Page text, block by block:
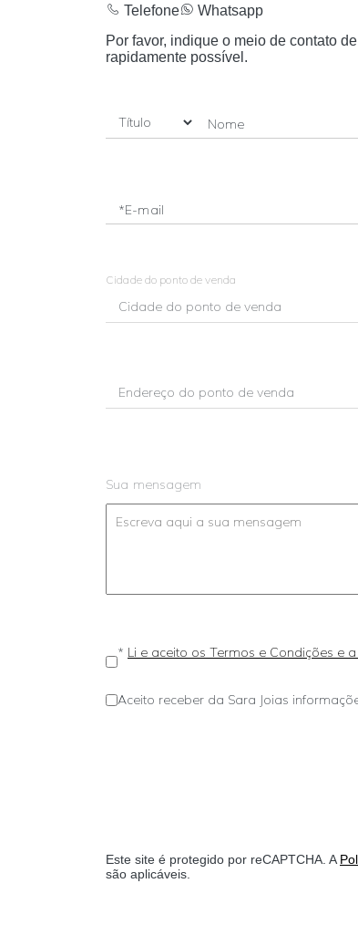
Telefone
Whatsapp
Por favor, indique o meio de contato
rapidamente possível.
Nome
*E-mail
Cidade do ponto de venda
Sua mensagem
* Li e aceito os Termos e Condições e
Aceito receber da Sara Joias
Este site é protegido por reCAPTCHA. A
são aplicáveis.